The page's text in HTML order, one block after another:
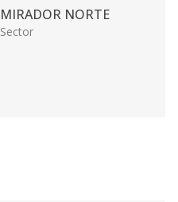
MIRADOR NORTE
Sector